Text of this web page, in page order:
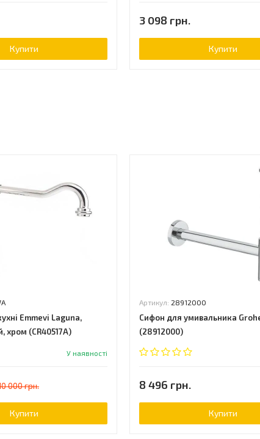
Купити
3 098 грн.
Купити
Emmevi Laguna,
хром (CR40517A)
У наявності
000 грн.
Купити
Артикул: 28912000
Сифон для умивальника
(28912000)
8 496 грн.
Купити